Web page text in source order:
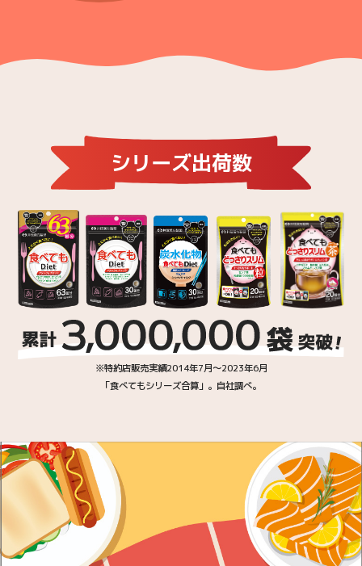
シリーズ出荷数
※特約店販売実績2014年7月～2023年6月
「食べてもシリーズ合算」。自社調べ。